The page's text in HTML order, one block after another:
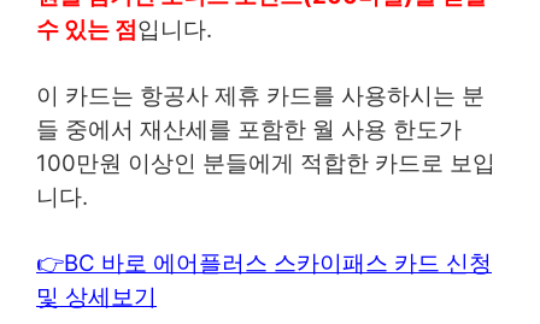
수 있는 점입니다.
이 카드는 항공사 제휴 카드를 사용하시는 분
들 중에서 재산세를 포함한 월 사용 한도가
100만원 이상인 분들에게 적합한 카드로 보입
니다.
👉BC 바로 에어플러스 스카이패스 카드 신청
및 상세보기